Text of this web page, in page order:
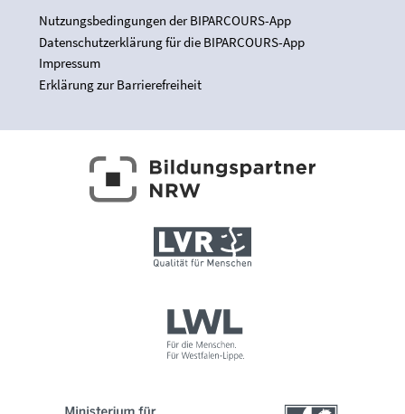
Nutzungsbedingungen der BIPARCOURS-App
Datenschutzerklärung für die BIPARCOURS-App
Impressum
Erklärung zur Barrierefreiheit